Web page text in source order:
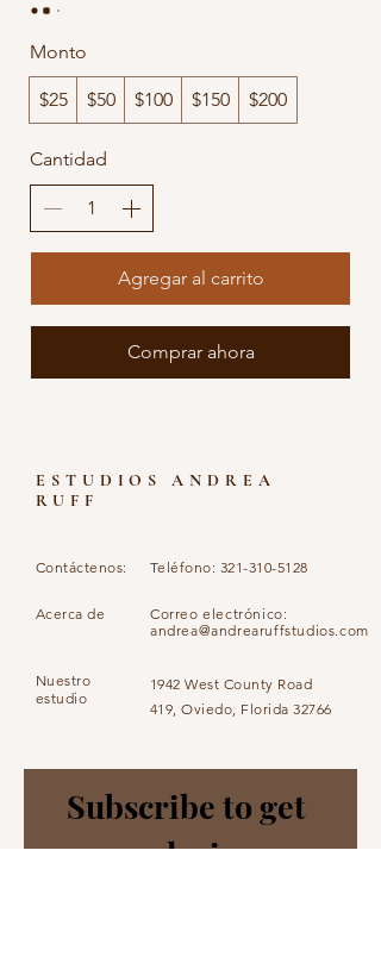
Monto
$25 $50 $100 $150 $200
Cantidad
Agregar al carrito
Comprar ahora
ESTUDIOS ANDREA
RUFF
Contáctenos: Teléfono: 321-310-5128
Acerca de
Correo electrónico:
andrea@andrearuffstudios.com
Nuestro
estudio
1942 West County Road
419, Oviedo, Florida 32766
Subscribe to get
exclusive